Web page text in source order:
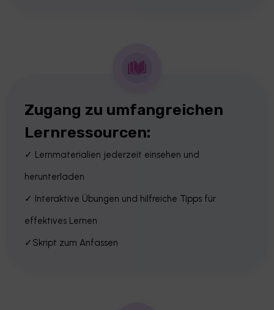
Zugang zu umfangreichen
Lernressourcen:
✓ Lernmaterialien jederzeit einsehen und
herunterladen
✓ Interaktive Übungen und hilfreiche Tipps für
effektives Lernen
✓Skript zum Anfassen